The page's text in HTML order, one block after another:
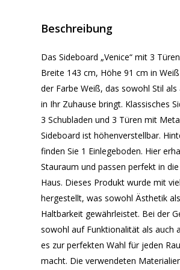
Beschreibung
Das Sideboard „Venice“ mit 3
Breite 143 cm, Höhe 91 cm in
der Farbe Weiß, das sowohl Stil
in Ihr Zuhause bringt. Klassisches
3 Schubladen und 3 Türen mit
Sideboard ist höhenverstellbar.
finden Sie 1 Einlegeboden. Hier
Stauraum und passen perfekt in
Haus. Dieses Produkt wurde mit
hergestellt, was sowohl Ästhetik
Haltbarkeit gewährleistet. Bei der
sowohl auf Funktionalität als auch
es zur perfekten Wahl für jeden
macht. Die verwendeten